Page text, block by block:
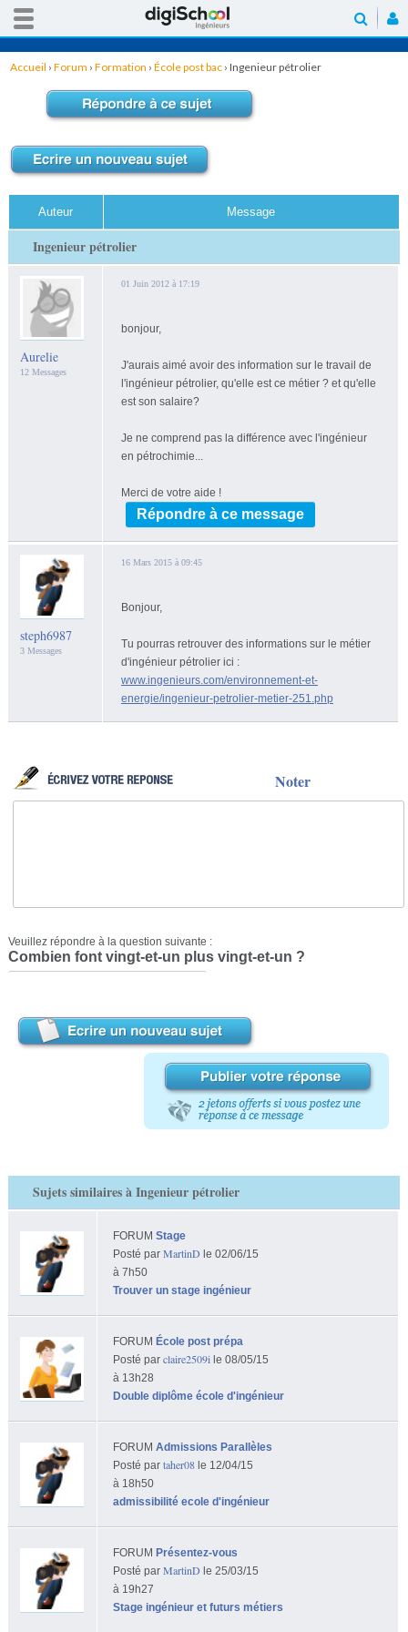
Accueil › Forum › Formation › École post bac › Ingenieur pétrolier
Auteur Message
Ingenieur pétrolier
Aurelie
12 Messages
01 Juin 2012 à 17:19
bonjour,
J'aurais aimé avoir des information sur le travail de
l'ingénieur pétrolier, qu'elle est ce métier ? et qu'elle
est son salaire?
Je ne comprend pas la différence avec l'ingénieur
en pétrochimie...
Merci de votre aide !
Répondre à ce message
steph6987
3 Messages
16 Mars 2015 à 09:45
Bonjour,
Tu pourras retrouver des informations sur le métier
d'ingénieur pétrolier ici :
www.ingenieurs.com/environnement-et-
energie/ingenieur-petrolier-metier-251.php
Noter
Veuillez répondre à la question suivante :
Combien font vingt-et-un plus vingt-et-un ?
Sujets similaires à Ingenieur pétrolier
FORUM Stage
Posté par MartinD le 02/06/15
à 7h50
Trouver un stage ingénieur
FORUM École post prépa
Posté par claire2509ile 08/05/15
à 13h28
Double diplôme école d'ingénieur
FORUM Admissions Parallèles
Posté par taher08le 12/04/15
à 18h50
admissibilité ecole d'ingénieur
FORUM Présentez-vous
Posté par MartinD le 25/03/15
à 19h27
Stage ingénieur et futurs métiers